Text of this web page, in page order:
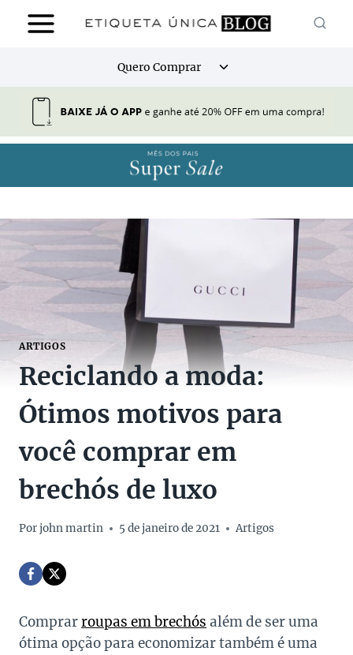
para
Quero Comprar
Alternar
ARTIGOS
Reciclando a moda:
Ótimos motivos para
você comprar em
brechós de luxo
Porjohn martin 5 de janeiro de 2021 Artigos
Comprarroupas em brechós além de ser uma
ótima opção para economizar também é uma